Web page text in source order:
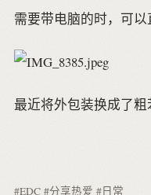
需要带电脑的时，可以
最近将外包装换成了粗
#EDC #分享热爱 #日常